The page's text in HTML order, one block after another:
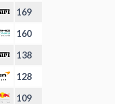
169
160
138
128
109